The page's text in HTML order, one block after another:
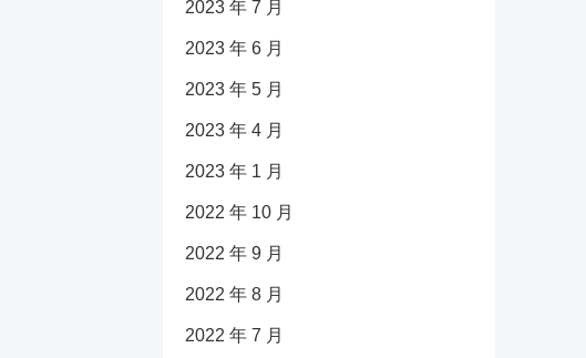
2023 年 7 月
2023 年 6 月
2023 年 5 月
2023 年 4 月
2023 年 1 月
2022 年 10 月
2022 年 9 月
2022 年 8 月
2022 年 7 月